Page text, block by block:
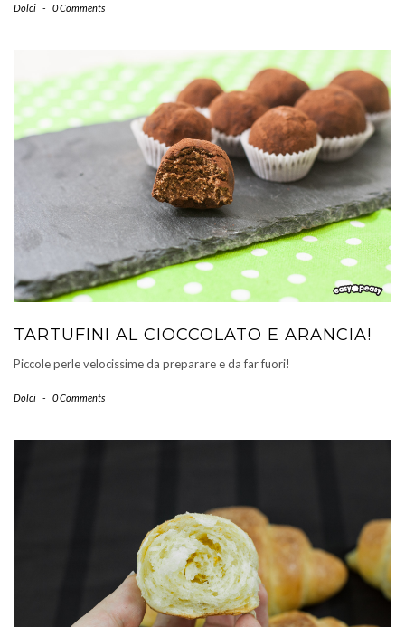
Dolci - 0 Comments
TARTUFINI AL CIOCCOLATO E ARANCIA!
Piccole perle velocissime da preparare e da far fuori!
Dolci - 0 Comments